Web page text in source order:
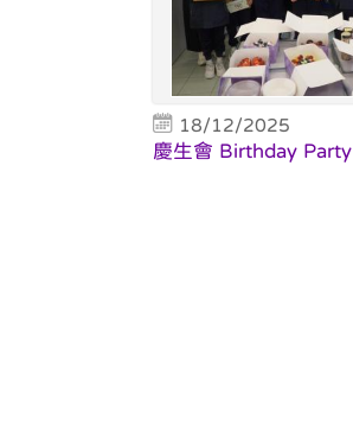
18/12/2025
慶生會 Birthday Party